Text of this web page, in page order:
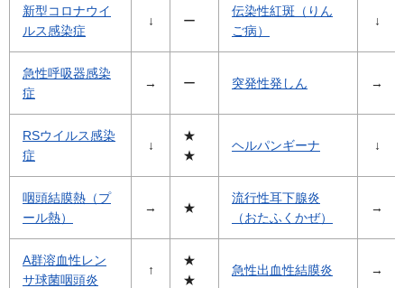
新型コロナウイ
ルス感染症
↓ ー
伝染性紅斑（りん
ご病）
↓
急性呼吸器感染
症
→ ー 突発性発しん →
RSウイルス感染
症
↓
★
★
ヘルパンギーナ ↓
咽頭結膜熱（プ
ール熱）
→ ★
流行性耳下腺炎
（おたふくかぜ）
→
A群溶血性レン
サ球菌咽頭炎
↑
★
★
急性出血性結膜炎 →